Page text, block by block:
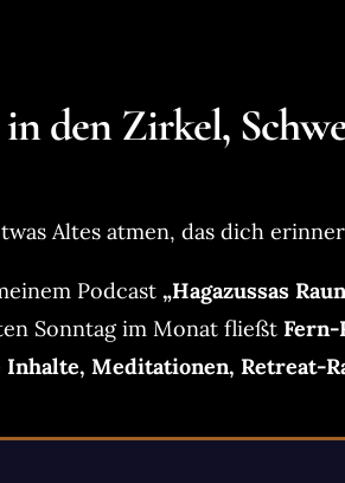
den Zirkel,
Altes atmen, das dich
Podcast „Hagazussas
Sonntag im Monat fließt
Meditationen, Retreat-